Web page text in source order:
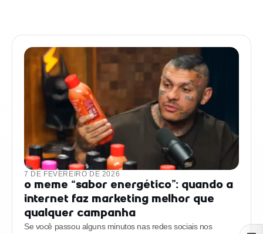
7 DE FEVEREIRO DE 2026
O meme “Sabor Energético”: quando a
internet faz marketing melhor que
qualquer campanha
Se você passou alguns minutos nas redes sociais nos